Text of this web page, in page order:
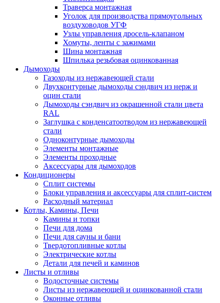
Траверса монтажная
Уголок для производства прямоугольных
воздуховодов УГФ
Узлы управления дросель-клапаном
Хомуты, ленты с зажимами
Шина монтажная
Шпилька резьбовая оцинкованная
Дымоходы
Газоходы из нержавеющей стали
Двухконтурные дымоходы сэндвич из нерж и
оцин стали
Дымоходы сэндвич из окрашенной стали цвета
RAL
Заглушка с конденсатоотводом из нержавеющей
стали
Одноконтурные дымоходы
Элементы монтажные
Элементы проходные
Аксессуары для дымоходов
Кондиционеры
Сплит системы
Блоки управления и аксессуары для сплит-систем
Расходный материал
Котлы, Камины, Печи
Камины и топки
Печи для дома
Печи для сауны и бани
Твердотопливные котлы
Электрические котлы
Детали для печей и каминов
Листы и отливы
Водосточные системы
Листы из нержавеющей и оцинкованной стали
Оконные отливы